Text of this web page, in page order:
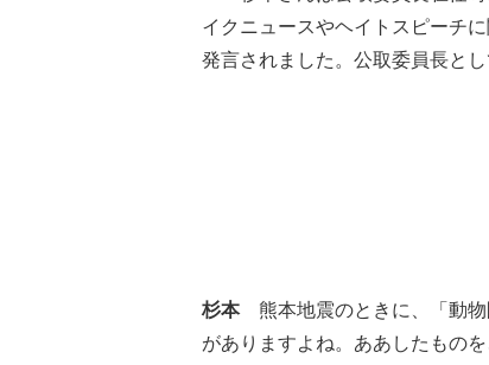
イクニュースやヘイトスピーチ
発言されました。公取委員長と
杉本熊本地震のときに、「動物
がありますよね。ああしたもの